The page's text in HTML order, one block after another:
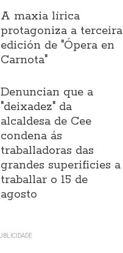
A maxia lírica
protagoniza a terceira
edición de "Ópera en
Carnota"
Denuncian que a
"deixadez" da
alcaldesa de Cee
condena ás
traballadoras das
grandes superificies a
traballar o 15 de
agosto